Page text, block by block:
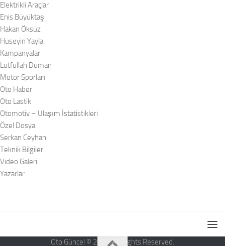
Elektrikli Araçlar
Enis Büyüktaş
Hakan Öksüz
Hüseyin Yayla
Kampanyalar
Lutfullah Duman
Motor Sporları
Oto Haber
Oto Lastik
Otomotiv – Ulaşım İstatistikleri
Özel Dosya
Serkan Ceyhan
Teknik Bilgiler
Video Galeri
Yazarlar
Oto Güncel © 2026. All Rights Reserved.